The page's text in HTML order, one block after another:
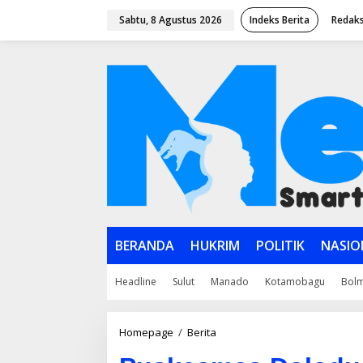
w
Sabtu, 8 Agustus 2026 Indeks Berita
BERANDA HUKRIM POLITIK
Headline Sulut Manado Kotamobagu
Homepage / Berita